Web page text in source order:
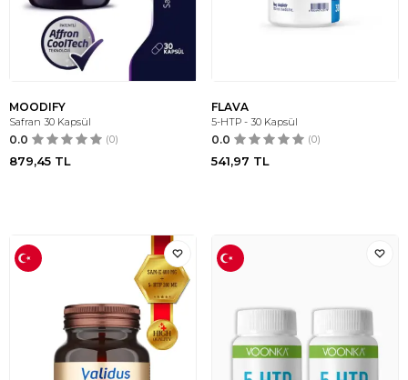
MOODIFY
Safran 30 Kapsül
0.0 (0)
879,45 TL
FLAVA
5-HTP - 30 Kapsül
0.0 (0)
541,97 TL